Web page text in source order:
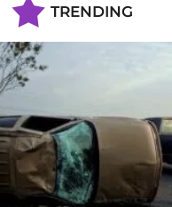
TRENDING